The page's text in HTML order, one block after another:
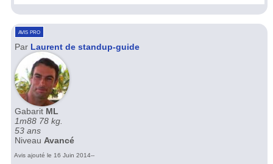
avis pro
Par Laurent de standup-guide
Gabarit ML
1m88 78 kg.
53 ans
Niveau Avancé
Avis ajouté le 16 Juin 2014--